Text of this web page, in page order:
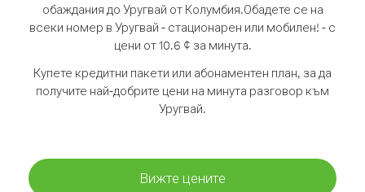
обаждания до Уругвай от Колумбия.Обадете се на
всеки номер в Уругвай - стационарен или мобилен! - с
цени от 10.6 ¢ за минута.
Купете кредитни пакети или абонаментен план, за да
получите най-добрите цени на минута разговор към
Уругвай.
Вижте цените